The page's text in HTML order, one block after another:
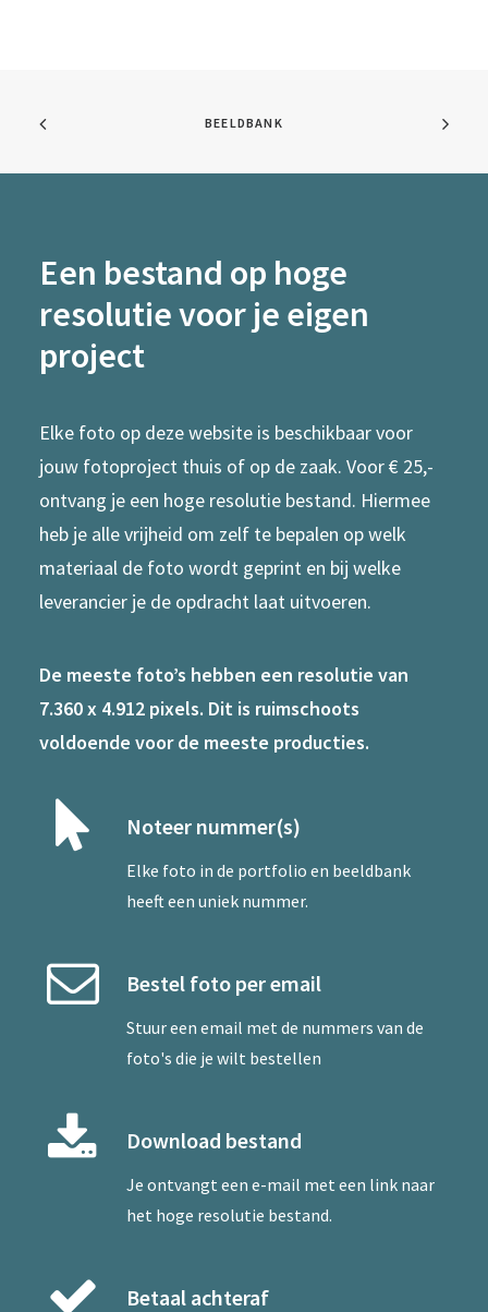
BEELDBANK
Een bestand op hoge
resolutie voor je eigen
project
Elke foto op deze website is beschikbaar voor
jouw fotoproject thuis of op de zaak. Voor € 25,-
ontvang je een hoge resolutie bestand. Hiermee
heb je alle vrijheid om zelf te bepalen op welk
materiaal de foto wordt geprint en bij welke
leverancier je de opdracht laat uitvoeren.
De meeste foto’s hebben een resolutie van
7.360 x 4.912 pixels. Dit is ruimschoots
voldoende voor de meeste producties.
Noteer nummer(s)
Elke foto in de portfolio en beeldbank
heeft een uniek nummer.
Bestel foto per email
Stuur een email met de nummers van de
foto's die je wilt bestellen
Download bestand
Je ontvangt een e-mail met een link naar
het hoge resolutie bestand.
Betaal achteraf